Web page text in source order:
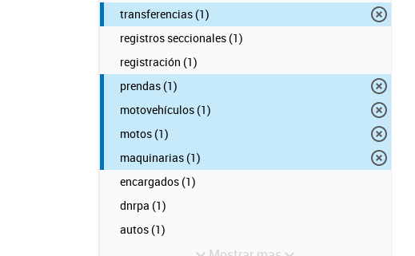
transferencias (1)
registros seccionales (1)
registración (1)
prendas (1)
motovehículos (1)
motos (1)
maquinarias (1)
encargados (1)
dnrpa (1)
autos (1)